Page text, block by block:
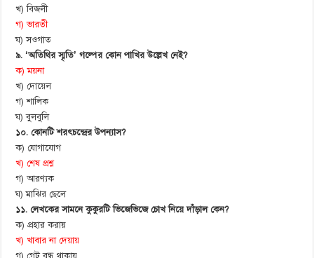
খ) বিজলী
গ) ভারতী
ঘ) সওগাত
৯. ‘অতিথির স্মৃতি’ গল্পের কোন পাখির উল্লেখ নেই?
ক) ময়না
খ) দোয়েল
গ) শালিক
ঘ) বুলবুলি
১০. কোনটি শরৎচন্দ্রের উপন্যাস?
ক) যোগাযোগ
খ) শেষ প্রশ্ন
গ) আরণ্যক
ঘ) মাঝির ছেলে
১১. লেখকের সামনে কুকুরটি ভিজেভিজে চোখ নিয়ে দাঁড়াল কেন?
ক) প্রহার করায়
খ) খাবার না দেয়ায়
গ) গেট বন্ধ থাকায়